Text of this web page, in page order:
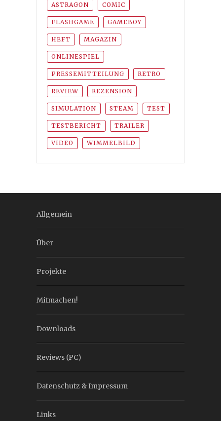
ASTRAGON COMIC
FLASHGAME GAMEBOY
HEFT MAGAZIN
ONLINESPIEL
PRESSEMITTEILUNG RETRO
REVIEW REZENSION
SIMULATION STEAM TEST
TESTBERICHT TRAILER
VIDEO WIMMELBILD
Allgemein
Über
Projekte
Mitmachen!
Downloads
Reviews (PC)
Datenschutz & Impressum
Links